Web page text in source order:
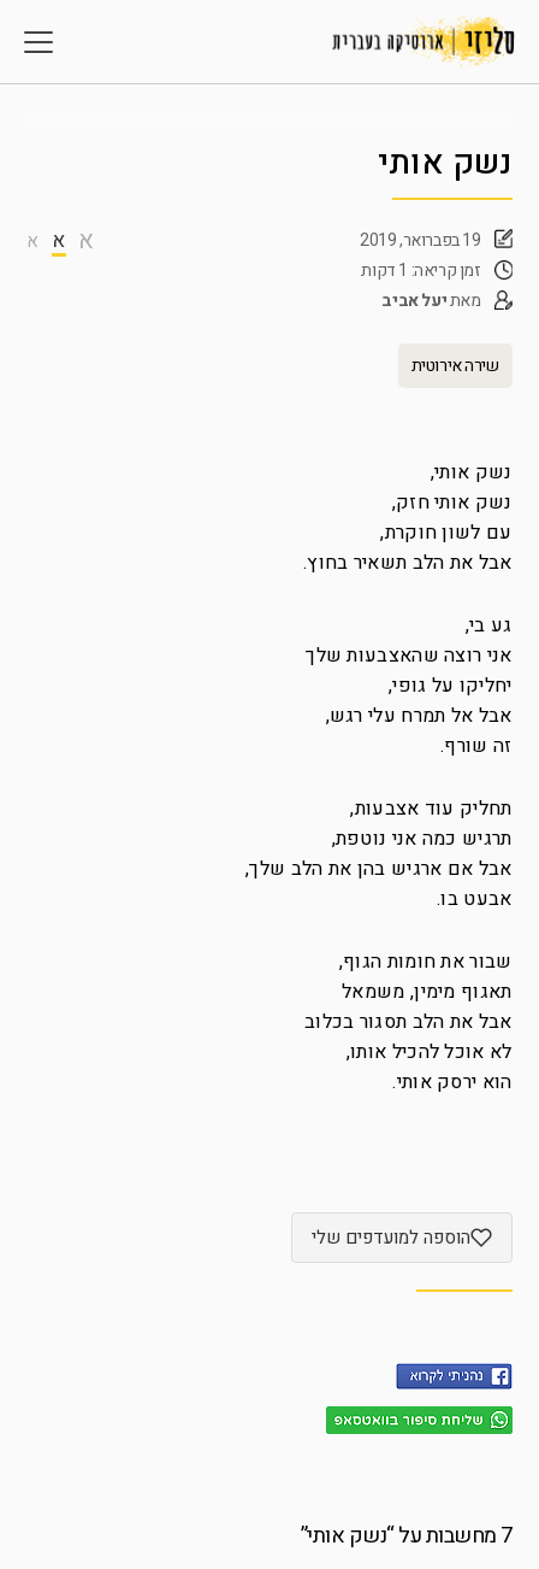
נשק אותי
א א א
19 בפברואר, 2019
זמן קריאה: 1 דקות
מאתיעל אביב
שירה אירוטית
נשק אותי,
נשק אותי חזק,
עם לשון חוקרת,
אבל את הלב תשאיר בחוץ.
גע בי,
אני רוצה שהאצבעות שלך
יחליקו על גופי,
אבל אל תמרח עלי רגש,
זה שורף.
תחליק עוד אצבעות,
תרגיש כמה אני נוטפת,
אבל אם ארגיש בהן את הלב שלך,
אבעט בו.
שבור את חומות הגוף,
תאגוף מימין, משמאל
אבל את הלב תסגור בכלוב
לא אוכל להכיל אותו,
הוא ירסק אותי.
הוספה למועדפים שלי
7 מחשבות על “ נשק אותי”